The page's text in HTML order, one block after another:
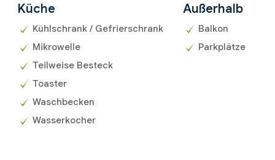
Küche
Kühlschrank / Gefrierschrank
Mikrowelle
Teilweise Besteck
Toaster
Waschbecken
Wasserkocher
Außerhalb
Balkon
Parkplätze